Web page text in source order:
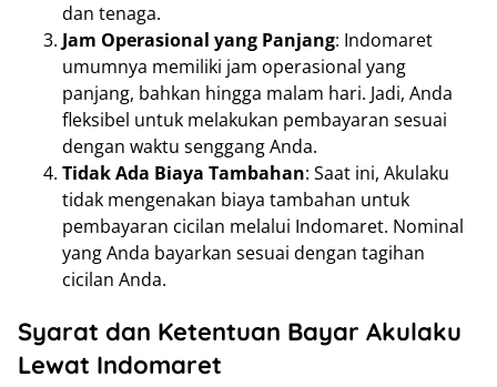
dan tenaga.
Jam Operasional yang Panjang: Indomaret
umumnya memiliki jam operasional yang
panjang, bahkan hingga malam hari. Jadi, Anda
fleksibel untuk melakukan pembayaran sesuai
dengan waktu senggang Anda.
Tidak Ada Biaya Tambahan: Saat ini, Akulaku
tidak mengenakan biaya tambahan untuk
pembayaran cicilan melalui Indomaret. Nominal
yang Anda bayarkan sesuai dengan tagihan
cicilan Anda.
Syarat dan Ketentuan Bayar Akulaku
Lewat Indomaret